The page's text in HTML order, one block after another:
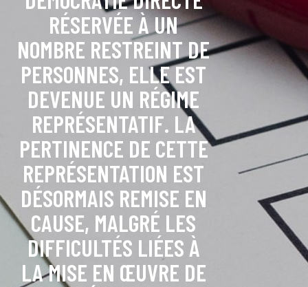
RÉSERVÉE À UN
NOMBRE RESTREINT DE
PERSONNES, ELLE EST
DEVENUE UN RÉGIME
REPRÉSENTATIF. LA
PERTINENCE DE CETTE
REPRÉSENTATION EST
DÉSORMAIS REMISE EN
CAUSE, MALGRÉ LES
DIFFICULTÉS LIÉES À
LA MISE EN ŒUVRE DE